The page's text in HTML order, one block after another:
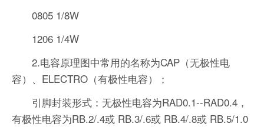
0805 1/8W
1206 1/4W
2.电容原理图中常用的名称为CAP（无极性电
容）、ELECTRO（有极性电容）；
引脚封装形式：无极性电容为RAD0.1--RAD0.4，
有极性电容为RB.2/.4或 RB.3/.6或 RB.4/.8或 RB.5/1.0